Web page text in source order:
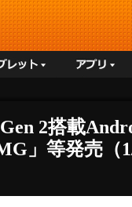
2搭載
」等発売（